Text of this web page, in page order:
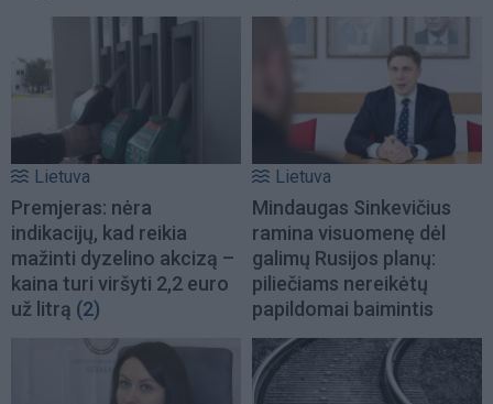
Lietuva
Premjeras: nėra
indikacijų, kad reikia
mažinti dyzelino akcizą –
kaina turi viršyti 2,2 euro
už litrą (2)
Lietuva
Mindaugas Sinkevičius
ramina visuomenę dėl
galimų Rusijos planų:
piliečiams nereikėtų
papildomai baimintis